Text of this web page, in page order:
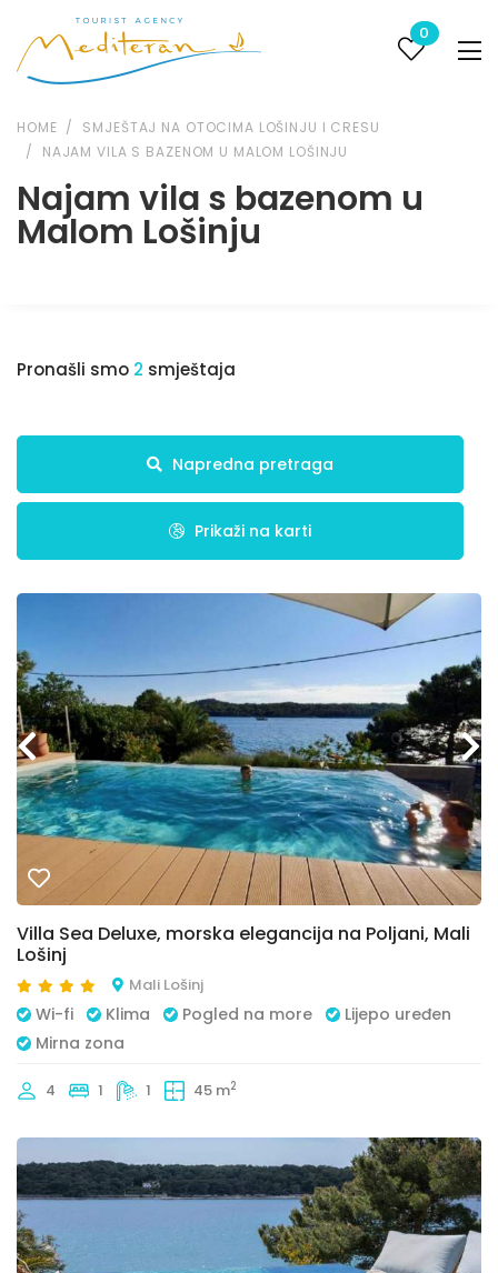
0
HOME
SMJEŠTAJ NA OTOCIMA LOŠINJU I CRESU
NAJAM VILA S BAZENOM U MALOM LOŠINJU
Najam vila s bazenom u
Malom Lošinju
Pronašli smo 2 smještaja
Napredna pretraga
Prikaži na karti
Villa Sea Deluxe, morska elegancija na Poljani, Mali
Lošinj
Mali Lošinj
Wi-fi Klima Pogled na more
Lijepo uređen
Mirna zona
4 1 1 45 m2